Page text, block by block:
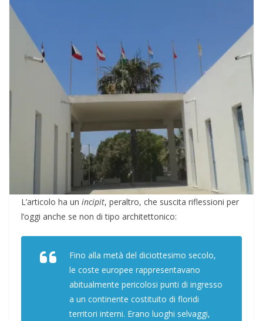
L’articolo ha un incipit, peraltro, che suscita riflessioni per
l’oggi anche se non di tipo architettonico:
Fino alla metà del diciottesimo secolo,
le coste europee rappresentavano
abitualmente pericolosi punti di ingresso
a un continente costituito di floridi
territori interni. Erano luoghi selvaggi,